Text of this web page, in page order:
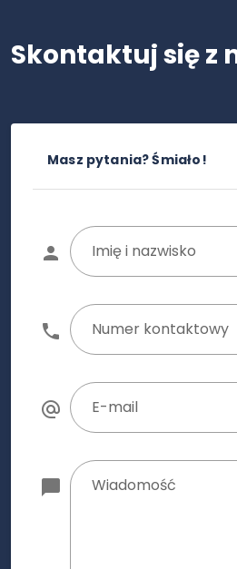
Skontaktuj się z
Masz pytania? Śmiało!
Imię i nazwisko
Numer kontaktowy
E-mail
Wiadomość